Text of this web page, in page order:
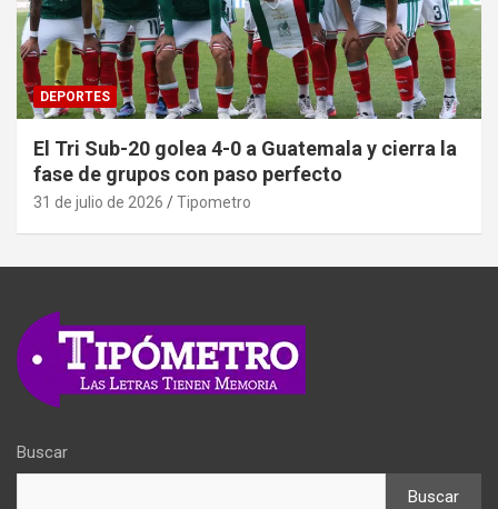
DEPORTES
El Tri Sub-20 golea 4-0 a Guatemala y cierra la
fase de grupos con paso perfecto
31 de julio de 2026 Tipometro
Buscar
Buscar